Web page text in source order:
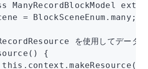
ManyRecordBlockModel
= BlockSceneEnum .many;
を使用してデータを
() {
this . context .makeResource